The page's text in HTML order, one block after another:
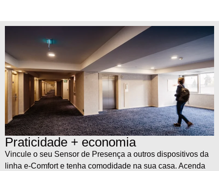
Praticidade + economia
Vincule o seu Sensor de Presença a outros dispositivos da
linha e-Comfort e tenha comodidade na sua casa. Acenda